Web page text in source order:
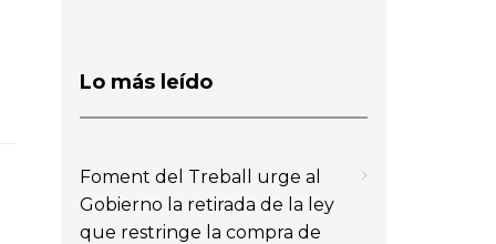
Lo más leído
Foment del Treball urge al
Gobierno la retirada de la ley
que restringe la compra de